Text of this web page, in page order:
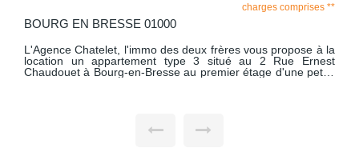
charges comprises **
BOURG EN BRESSE 01000
L'AGENCE CHATELET, L'IMMO DES DEUX FRERES vous
propose à la location un SUPERBE TYPE 2 SITUE AU
COEUR DU CENTRE VILLE DE BOURG EN BRESSE , dans
étage avec ascenseur. Il comprend un hall d'entrée avec